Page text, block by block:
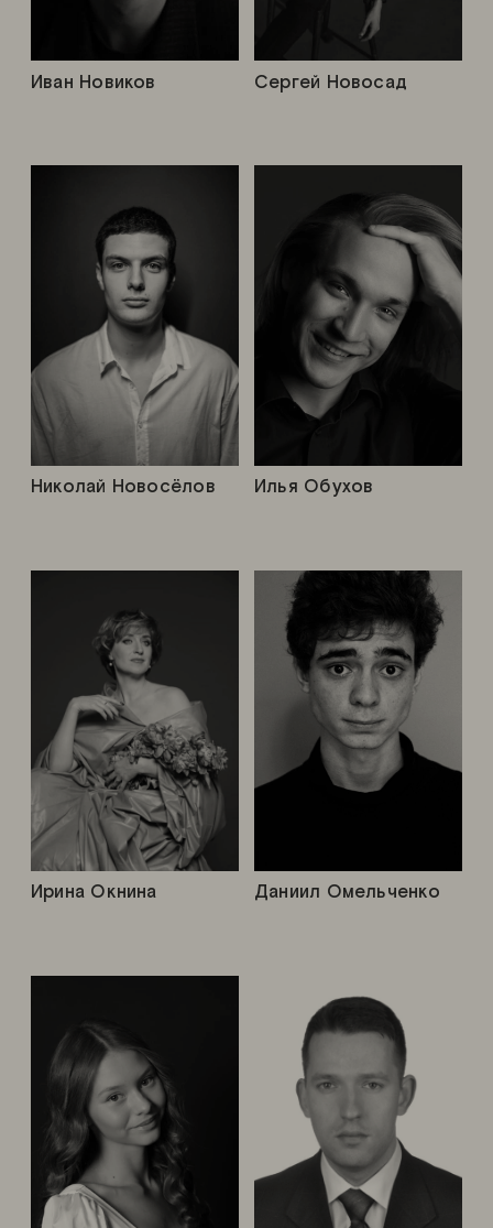
Сергей Новосад
Ирина Окнина
Николай Новосёлов Илья Обухов
Иван Новиков
Даниил Омельченко